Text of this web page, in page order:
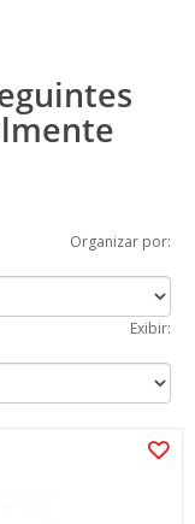
Organizar por:
Exibir: